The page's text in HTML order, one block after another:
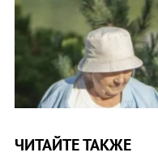
ЧИТАЙТЕ ТАКЖЕ